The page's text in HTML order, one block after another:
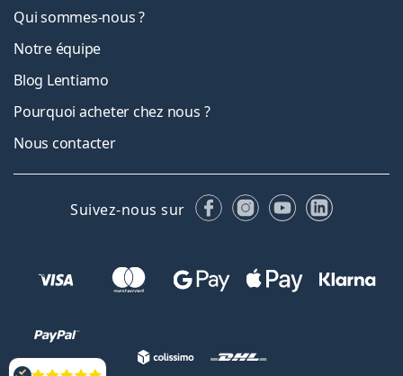
Qui sommes-nous ?
Notre équipe
Blog Lentiamo
Pourquoi acheter chez nous ?
Nous contacter
Suivez-nous sur FacebookInstagram
YouTubeLinkedIn